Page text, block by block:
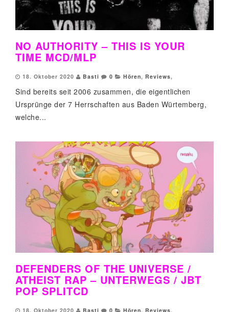
NO AUTHORITY – THIS IS YOUR
TIME MCD/MLP
18. Oktober 2020 Basti 0 Hören, Reviews,
Sind bereits seit 2006 zusammen, die eigentlichen
Ursprünge der 7 Herrschaften aus Baden Würtemberg,
welche...
DEFENDERS OF THE UNIVERSE /
ATHEIST RAP – UNTERWEGS / JBT
POP SPLITCD
18. Oktober 2020 Basti 0 Hören, Reviews,